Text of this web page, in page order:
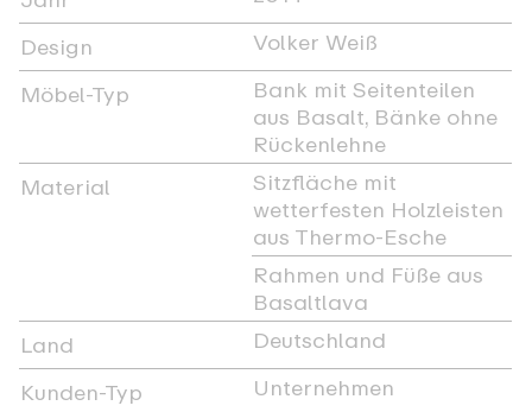
Design
Volker Weiß
Möbel-Typ
Bank mit Seitenteilen
aus Basalt, Bänke ohne
Rückenlehne
Material
Sitzfläche mit
wetterfesten Holzleisten
aus Thermo-Esche
Rahmen und Füße aus
Basaltlava
Land
Deutschland
Kunden-Typ
Unternehmen